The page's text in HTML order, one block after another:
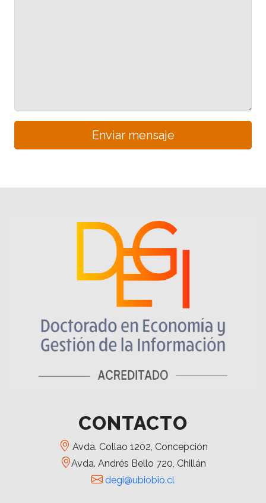
CONTACTO
Avda. Collao 1202, Concepción
Avda. Andrés Bello 720, Chillán
degi@ubiobio.cl